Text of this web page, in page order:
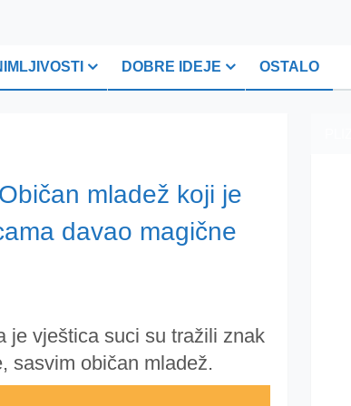
DOBRE IDEJE OSTALO
mladež koji je
davao magične
je vještica suci su tražili znak
sasvim običan mladež.